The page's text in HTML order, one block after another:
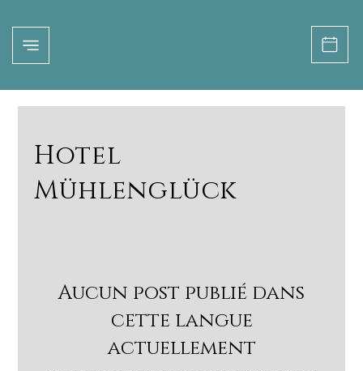
Hotel
Mühlenglück
Aucun post publié dans
cette langue
actuellement